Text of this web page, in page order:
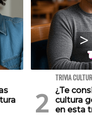
TRIVIA
¿Te
cultura
en esta